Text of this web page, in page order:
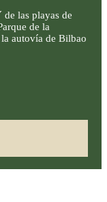
de las playas de
de la
autovía de Bilbao